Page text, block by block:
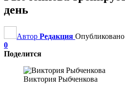
день
Автор Редакция Опубликовано
0
Поделится
Виктория Рыбченкова